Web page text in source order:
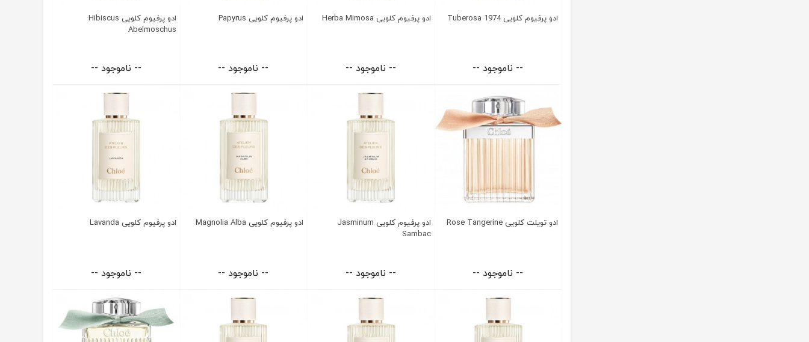
ادو پرفیوم کلویی Tuberosa 1974
-- ناموجود --
ادو پرفیوم کلویی Herba Mimosa
-- ناموجود --
ادو پرفیوم کلویی Papyrus
-- ناموجود --
ادو پرفیوم کلویی Hibiscus
Abelmoschus
-- ناموجود --
ادو تویلت کلویی Rose Tangerine
-- ناموجود --
ادو پرفیوم کلویی Jasminum
Sambac
-- ناموجود --
ادو پرفیوم کلویی Magnolia Alba
-- ناموجود --
ادو پرفیوم کلویی Lavanda
-- ناموجود --